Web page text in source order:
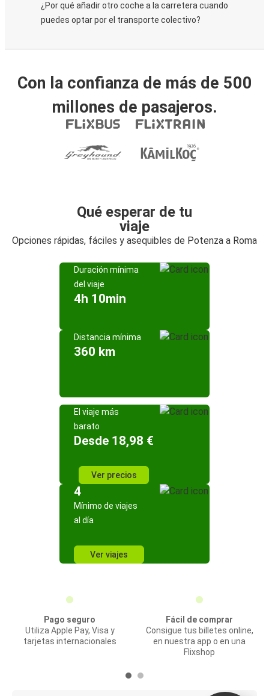
¿Por qué añadir otro coche a la carretera cuando
puedes optar por el transporte colectivo?
Con la confianza de más de 500
millones de pasajeros.
Qué esperar de tu
viaje
Opciones rápidas, fáciles y asequibles de Potenza a Roma
Duración mínima
del viaje
4h 10min
Distancia mínima
360 km
El viaje más
barato
Desde 18,98 €
Ver precios
4
Mínimo de viajes
al día
Ver viajes
Pago seguro
Utiliza Apple Pay, Visa y
tarjetas internacionales
Fácil de comprar
Consigue tus billetes online,
en nuestra app o en una
Flixshop